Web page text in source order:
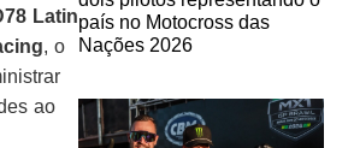
Latin
, o
ao
país no Motocross das
Nações 2026